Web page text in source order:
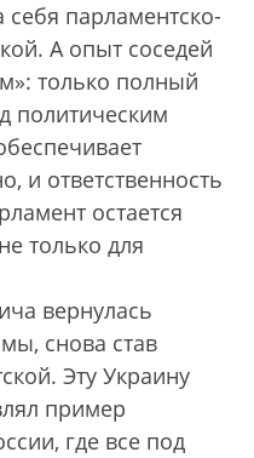
себя парламентско-
А опыт соседей
только полный
политическим
и ответственность
остается
только для
вернулась
снова став
Эту Украину
пример
где все под